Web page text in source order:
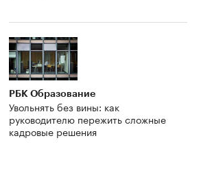
РБК Образование
Увольнять без вины: как
руководителю пережить сложные
кадровые решения